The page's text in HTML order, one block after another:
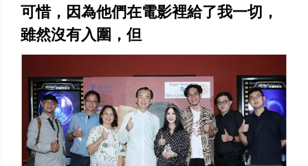
可惜，因為他們在電影裡給了我一切，
雖然沒有入圍，但